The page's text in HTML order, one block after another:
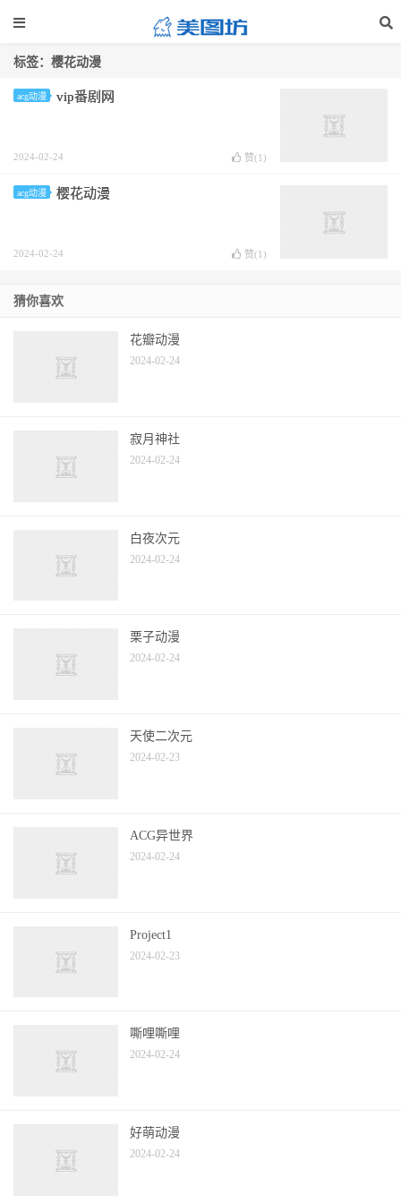
标签：樱花动漫
acg动漫 vip番剧网
2024-02-24 赞(1 )
acg动漫 樱花动漫
2024-02-24 赞(1 )
猜你喜欢
花瓣动漫
2024-02-24
寂月神社
2024-02-24
白夜次元
2024-02-24
栗子动漫
2024-02-24
天使二次元
2024-02-23
ACG异世界
2024-02-24
Project1
2024-02-23
嘶哩嘶哩
2024-02-24
好萌动漫
2024-02-24